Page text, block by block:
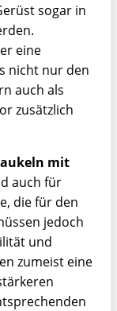
sogar in
eine
nicht nur den
auch als
zusätzlich
mit
auch für
die für den
jedoch
und
zumeist eine